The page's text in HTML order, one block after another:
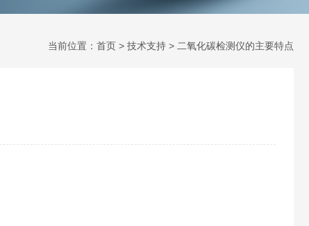
当前位置： 首页 > 技术支持 > 二氧化碳检测仪的主要特点